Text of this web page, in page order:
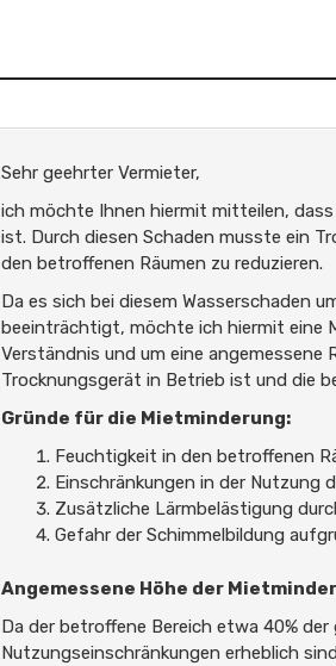
Sehr geehrter Vermieter,
ich möchte Ihnen hiermit mitteilen,
ist. Durch diesen Schaden musste ein
den betroffenen Räumen zu reduzieren.
Da es sich bei diesem Wasserschaden
beeinträchtigt, möchte ich hiermit eine
Verständnis und um eine angemessene
Trocknungsgerät in Betrieb ist und die
Gründe für die Mietminderung:
Feuchtigkeit in den betroffenen
Einschränkungen in der Nutzung
Zusätzliche Lärmbelästigung
Gefahr der Schimmelbildung
Angemessene Höhe der
Da der betroffene Bereich etwa 40%
Nutzungseinschränkungen erheblich